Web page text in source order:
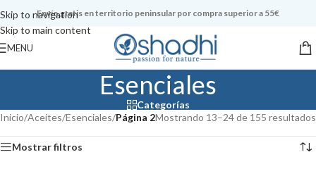
Skip to navigation
Skip to main content
Envío gratis en territorio peninsular por compra superior a 55€
MENU
Esenciales
Categorías
Inicio/Aceites/Esenciales/Página 2Mostrando 13–24 de 155 resultados
Mostrar filtros